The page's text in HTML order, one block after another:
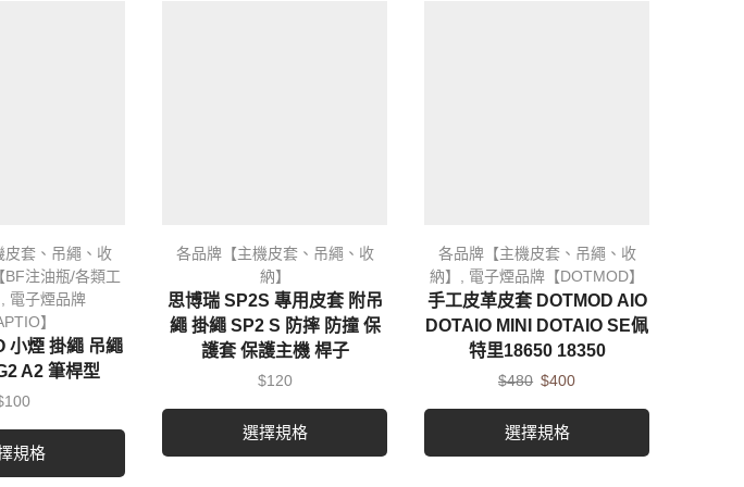
皮套、吊繩、收
BF注油瓶/各類工
, 電子煙品牌
】
小煙 掛繩 吊繩
A2 筆桿型
100
規格
各品牌【主機皮套、吊繩、收
納】
思博瑞 SP2S 專用皮套 附吊
繩 掛繩 SP2 S 防摔 防撞 保
護套 保護主機 桿子
$120
選擇規格
各品牌【主機皮套、吊繩、收
納】 , 電子煙品牌【DOTMOD】
手工皮革皮套 DOTMOD AIO
DOTAIO MINI DOTAIO SE佩
特里18650 18350
$480 $400
選擇規格